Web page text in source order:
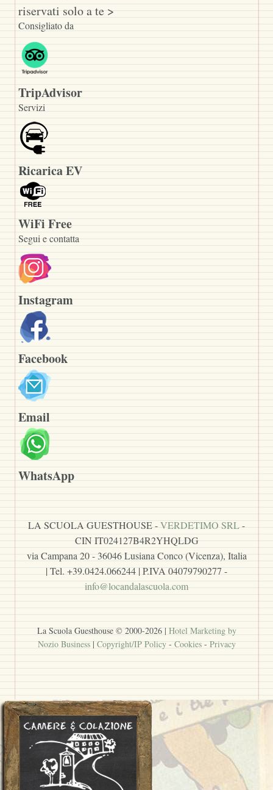
riservati solo a te >
Consigliato da
TripAdvisor
Servizi
Ricarica EV
WiFi Free
Segui e contatta
Instagram
Facebook
Email
WhatsApp
LA SCUOLA GUESTHOUSE -VERDETIMO SRL-
CIN IT024127B4R2YHQLDG
via Campana 20 - 36046 Lusiana Conco (Vicenza), Italia
| Tel. +39.0424.066244 | P.IVA 04079790277 -
info@locandalascuola.com
La Scuola Guesthouse © 2000-2026|Hotel Marketing by
Nozio Business|Copyright/IP Policy-Cookies-Privacy